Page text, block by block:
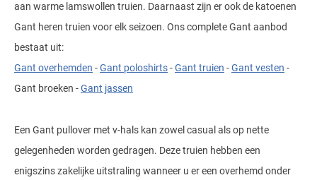
aan warme lamswollen truien. Daarnaast zijn er ook de katoenen
Gant heren truien voor elk seizoen. Ons complete Gant aanbod
bestaat uit:
Gant overhemden -Gant poloshirts-Gant truien -Gant vesten -
Gant broeken -Gant jassen
Een Gant pullover met v-hals kan zowel casual als op nette
gelegenheden worden gedragen. Deze truien hebben een
enigszins zakelijke uitstraling wanneer u er een overhemd onder